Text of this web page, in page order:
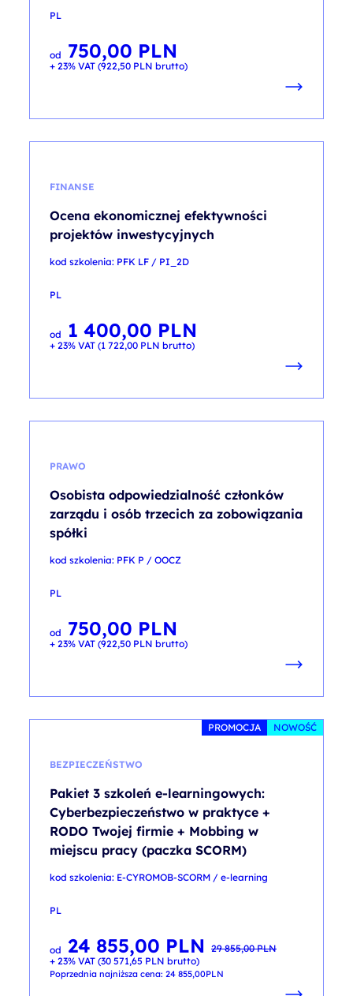
PL
od 750,00 PLN
+ 23% VAT (922,50 PLN brutto)
FINANSE
Ocena ekonomicznej efektywności
projektów inwestycyjnych
kod szkolenia: PFK LF / PI_2D
PL
od 1 400,00 PLN
+ 23% VAT (1 722,00 PLN brutto)
PRAWO
Osobista odpowiedzialność członków
zarządu i osób trzecich za zobowiązania
spółki
kod szkolenia: PFK P / OOCZ
PL
od 750,00 PLN
+ 23% VAT (922,50 PLN brutto)
PROMOCJA NOWOŚĆ
BEZPIECZEŃSTWO
Pakiet 3 szkoleń e-learningowych:
Cyberbezpieczeństwo w praktyce +
RODO Twojej firmie + Mobbing w
miejscu pracy (paczka SCORM)
kod szkolenia: E-CYROMOB-SCORM / e-learning
PL
od 29 855,00PLN
Pierwotna
cena
wynosiła:
29 855,00 PLN.
24 855,00 PLN
Aktualna
cena
wynosi:
24 855,00 PLN.
+ 23% VAT (30 571,65 PLN brutto)
Poprzednia najniższa cena: 24 855,00PLN